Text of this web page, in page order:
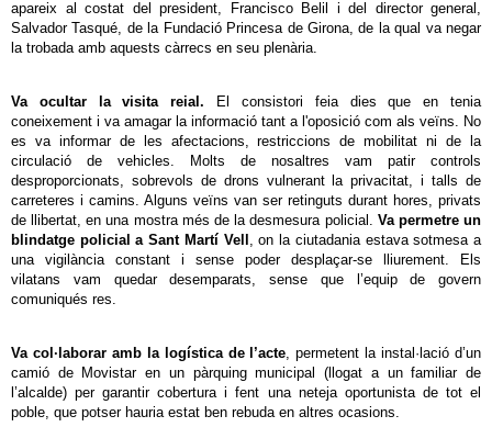
apareix al costat del president, Francisco Belil i del director general,
Salvador Tasqué, de la Fundació Princesa de Girona, de la qual va negar
la trobada amb aquests càrrecs en seu plenària.
Va ocultar la visita reial. El consistori feia dies que en tenia
coneixement i va amagar la informació tant a l'oposició com als veïns. No
es va informar de les afectacions, restriccions de mobilitat ni de la
circulació de vehicles. Molts de nosaltres vam patir controls
desproporcionats, sobrevols de drons vulnerant la privacitat, i talls de
carreteres i camins. Alguns veïns van ser retinguts durant hores, privats
de llibertat, en una mostra més de la desmesura policial. Va permetre un
blindatge policial a Sant Martí Vell , on la ciutadania estava sotmesa a
una vigilància constant i sense poder desplaçar-se lliurement. Els
vilatans vam quedar desemparats, sense que l’equip de govern
comuniqués res.
Va col·laborar amb la logística de l’acte, permetent la instal·lació d’un
camió de Movistar en un pàrquing municipal (llogat a un familiar de
l’alcalde) per garantir cobertura i fent una neteja oportunista de tot el
poble, que potser hauria estat ben rebuda en altres ocasions.